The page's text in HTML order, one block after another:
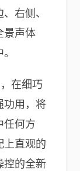
右侧、
景声体
在细巧
功用，将
任何方
上直观的
控的全新